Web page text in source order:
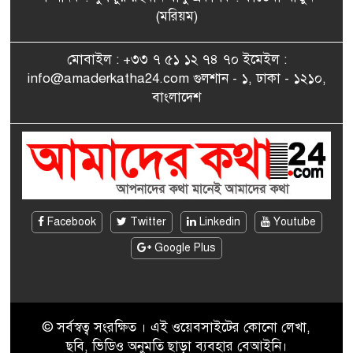
সাংবাদিকতায় কৃতিত্বের পুরস্কার
এমপি মমতাজ আলোকে
জেলা প্রবাসী এসোসিয়েশন’
বেদে সম্প্রদায় নিয়ে প্যারিসে
তথ্য-চলচ্চিত্র “ভাসমান জীবন”
(মরিয়ম)
মোবাইল : +৩৩ ৭ ৫১ ১২ ৭৪ ৭০ ইমেইল :
info@amaderkatha24.com গুলশান - ১, ঢাকা - ১২১০,
বাংলাদেশ
Facebook Twitter Linkedin
Youtube
Google Plus
© সর্বস্বত্ব সংরক্ষিত । এই ওয়েবসাইটের কোনো লেখা,
ছবি, ভিডিও অনুমতি ছাড়া ব্যবহার বেআইনি।